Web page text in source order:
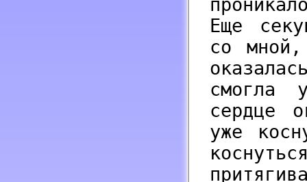
Еще
со
смогла
сердце
уже